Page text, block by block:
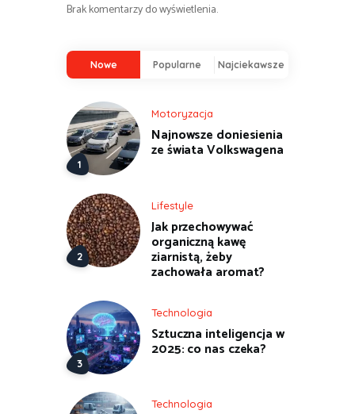
Brak komentarzy do wyświetlenia.
Nowe Popularne Najciekawsze
Motoryzacja
Najnowsze doniesienia
ze świata Volkswagena
Lifestyle
Jak przechowywać
organiczną kawę
ziarnistą, żeby
zachowała aromat?
Technologia
Sztuczna inteligencja w
2025: co nas czeka?
Technologia